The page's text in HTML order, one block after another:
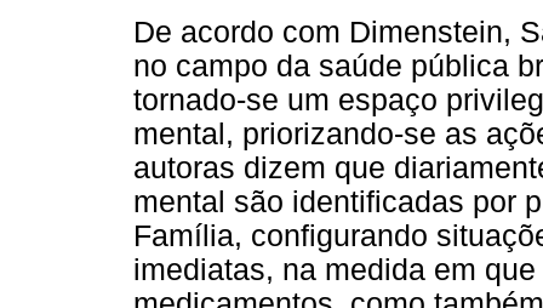
De acordo com Dimenstein,
no campo da saúde pública
tornado-se um espaço
mental, priorizando-se as
autoras dizem que
mental são identificadas por
Família, configurando
imediatas, na medida em